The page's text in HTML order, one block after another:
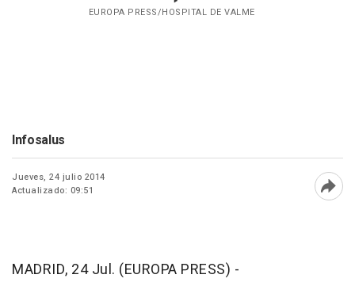
EUROPA PRESS/HOSPITAL DE VALME
Infosalus
Jueves, 24 julio 2014
Actualizado: 09:51
MADRID, 24 Jul. (EUROPA PRESS) -